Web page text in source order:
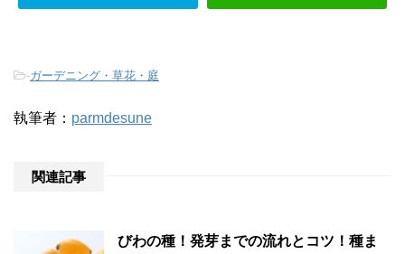
-ガーデニング・草花・庭
執筆者： parmdesune
関連記事
びわの種！発芽までの流れとコツ！種ま